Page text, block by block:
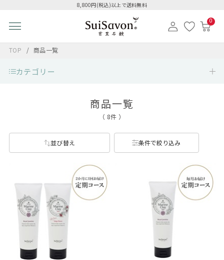
8,800円(税込)以上で送料無料
0
TOP 商品一覧
カテゴリー
商品一覧
（ 8件 ）
並び替え 条件で絞り込み